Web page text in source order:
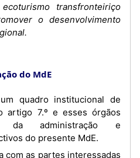
transfronteiriço
o desenvolvimento
do MdE
artigo 7.º e esses órgãos
da administração e
do presente MdE.